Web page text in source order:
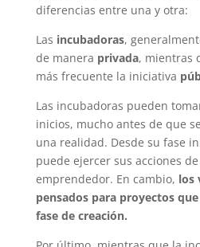
diferencias entre una y otra:
Las incubadoras,
de manera privada, mientras
más frecuente la iniciativa
Las incubadoras pueden
inicios, mucho antes de que
una realidad. Desde su fase
puede ejercer sus acciones
emprendedor. En cambio, los
pensados para proyectos
fase de creación.